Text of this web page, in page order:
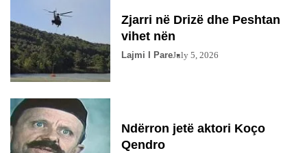
Zjarri në Drizë dhe Peshtan
vihet nën
Lajmi I PareJuly 5, 2026
Ndërron jetë aktori Koço
Qendro